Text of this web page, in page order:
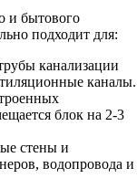
и бытового
подходит для:
канализации
каналы.
блок на 2-3
стены и
водопровода и